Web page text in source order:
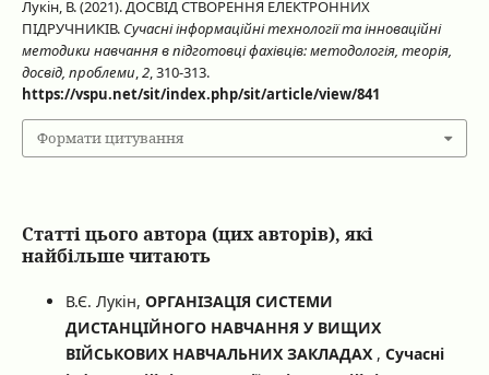
Лукін, В. (2021). ДОСВІД СТВОРЕННЯ ЕЛЕКТРОННИХ
ПІДРУЧНИКІВ. Сучасні інформаційні технології та інноваційні
методики навчання в підготовці фахівців: методологія, теорія,
досвід, проблеми,2, 310-313.
https://vspu.net/sit/index.php/sit/article/view/841
Формати цитування
Статті цього автора (цих авторів), які
найбільше читають
В.Є. Лукін, ОРГАНІЗАЦІЯ СИСТЕМИ
ДИСТАНЦІЙНОГО НАВЧАННЯ У ВИЩИХ
ВІЙСЬКОВИХ НАВЧАЛЬНИХ ЗАКЛАДАХ , Сучасні